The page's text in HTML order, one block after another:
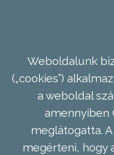
Weboldalunk
(„cookies”)
a weboldal
amennyiben
meglátogatta.
megérteni, hogy